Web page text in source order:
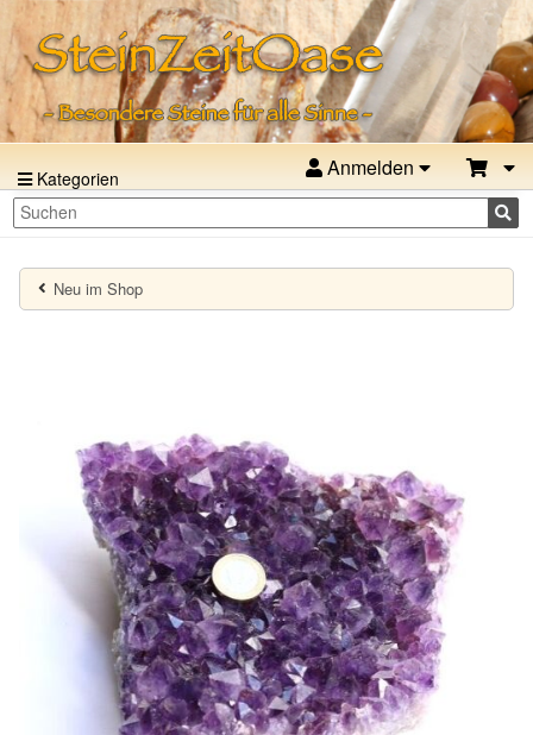
Kategorien Anmelden
Neu im Shop